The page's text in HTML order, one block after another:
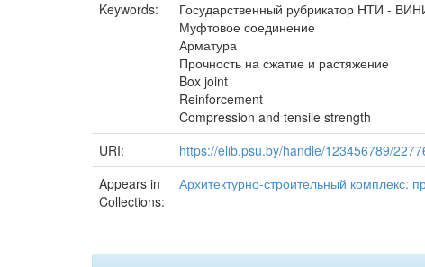
Keywords:
Государственный рубрикатор НТИ -
Муфтовое соединение
Арматура
Прочность на сжатие и растяжение
Box joint
Reinforcement
Compression and tensile strength
URI:
https://elib.psu.by/handle/123456789/
Appears in
Collections:
Архитектурно-строительный комплекс: